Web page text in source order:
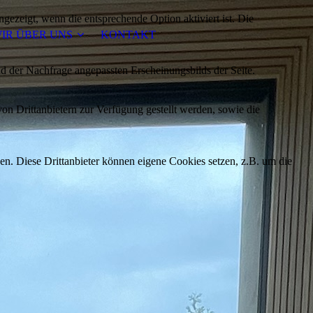
ÜBER UNS KONTAKT
wenn die entsprechende Option aktiviert ist. Die
Nachfrage angepassten Erscheinungsbilds der Seite.
Drittanbietern zur Verfügung gestellt werden, sowie die
Diese Drittanbieter können eigene Cookies setzen, z.B. um die